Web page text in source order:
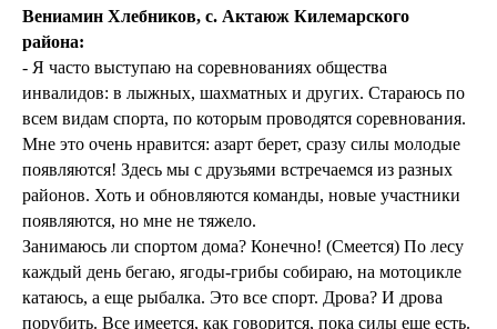
Вениамин Хлебников, с. Актаюж Килемарского
района:
- Я часто выступаю на соревнованиях общества
инвалидов: в лыжных, шахматных и других. Стараюсь по
всем видам спорта, по которым проводятся соревнования.
Мне это очень нравится: азарт берет, сразу силы молодые
появляются! Здесь мы с друзьями встречаемся из разных
районов. Хоть и обновляются команды, новые участники
появляются, но мне не тяжело.
Занимаюсь ли спортом дома? Конечно! (Смеется) По лесу
каждый день бегаю, ягоды-грибы собираю, на мотоцикле
катаюсь, а еще рыбалка. Это все спорт. Дрова? И дрова
порубить. Все имеется, как говорится, пока силы еще есть.